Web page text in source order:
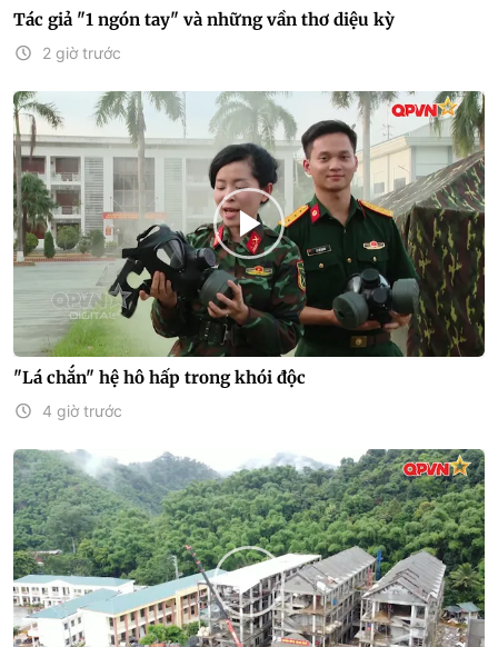
Tác giả "1 ngón tay" và những vần thơ diệu kỳ
2 giờ trước
"Lá chắn" hệ hô hấp trong khói độc
4 giờ trước